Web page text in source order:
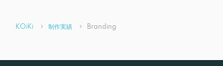
KOiKi 制作実績 Branding